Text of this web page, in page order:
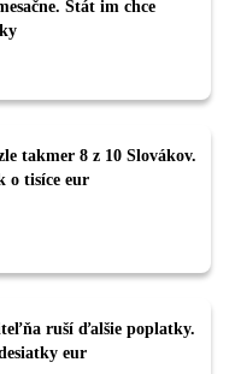
Štát im chce
takmer 8 z 10 Slovákov.
o tisíce eur
ruší ďalšie poplatky.
eur